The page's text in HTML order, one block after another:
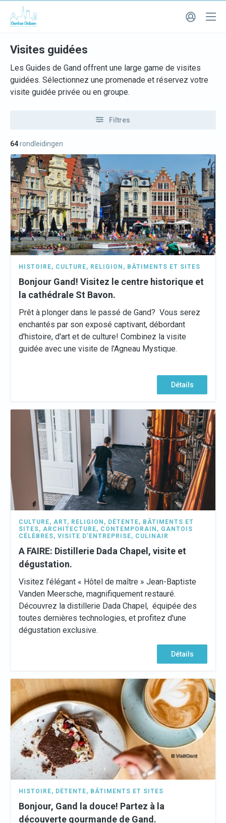
Visites guidées
Les Guides de Gand offrent une large game de visites
guidées. Sélectionnez une promenade et réservez votre
visite guidée privée ou en groupe.
Filtres
64rondleidingen
HISTOIRE, CULTURE, RELIGION , BÂTIMENTS ET SITES
Bonjour Gand! Visitez le centre historique et
la cathédrale St Bavon.
Prêt à plonger dans le passé de Gand? Vous serez
enchantés par son exposé captivant, débordant
d'histoire, d'art et de culture! Combinez la visite
guidée avec une visite de l'Agneau Mystique.
Détails
CULTURE, ART, RELIGION , DÉTENTE, BÂTIMENTS ET
SITES, ARCHITECTURE, CONTEMPORAIN , GANTOIS
CÉLÈBRES, VISITE D'ENTREPRISE, CULINAIR
A FAIRE: Distillerie Dada Chapel, visite et
dégustation.
Visitez l’élégant « Hôtel de maître » Jean-Baptiste
Vanden Meersche, magnifiquement restauré.
Découvrez la distillerie Dada Chapel, équipée des
toutes dernières technologies, et profitez d'une
dégustation exclusive.
Détails
HISTOIRE, DÉTENTE, BÂTIMENTS ET SITES
Bonjour, Gand la douce! Partez à la
découverte gourmande de Gand.